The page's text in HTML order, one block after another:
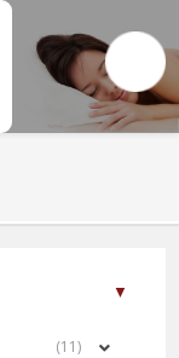
(11)